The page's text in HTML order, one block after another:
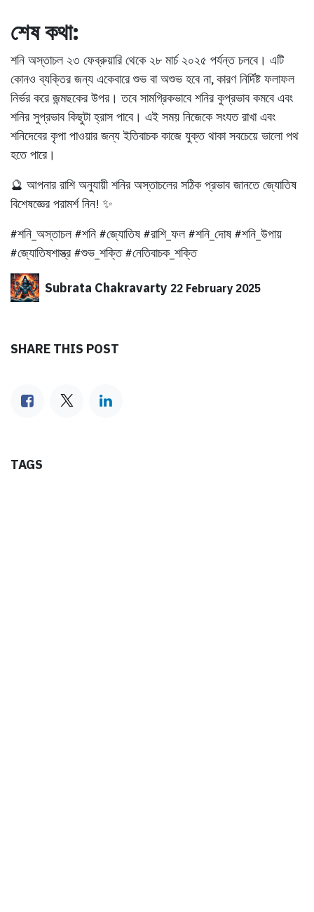
শেষ কথা:
শনি অস্তাচল ২৩ ফেব্রুয়ারি থেকে ২৮ মার্চ ২০২৫ পর্যন্তচলবে। এটি
কোনও ব্যক্তির জন্য একেবারে শুভ বা অশুভ হবে না, কারণ নির্দিষ্ট ফলাফল
নির্ভর করে জন্মছকের উপর। তবে সামগ্রিকভাবে শনির কুপ্রভাব কমবে এবং
শনির সুপ্রভাব কিছুটা হ্রাস পাবে। এই সময় নিজেকে সংযত রাখা এবং
শনিদেবের কৃপা পাওয়ার জন্য ইতিবাচক কাজে যুক্ত থাকা সবচেয়ে ভালো পথ
হতে পারে।
🔮 আপনার রাশি অনুযায়ী শনির অস্তাচলের সঠিক প্রভাব জানতে জ্যোতিষ
বিশেষজ্ঞের পরামর্শ নিন! ✨
#শনি_অস্তাচল #শনি #জ্যোতিষ #রাশি_ফল #শনি_দোষ #শনি_উপায়
#জ্যোতিষশাস্ত্র #শুভ_শক্তি #নেতিবাচক_শক্তি
Subrata Chakravarty 22 February 2025
SHARE THIS POST
TAGS